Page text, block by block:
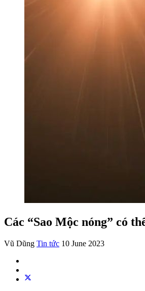
Các “Sao Mộc nóng” có
Vũ Dũng Tin tức 10 June 2023